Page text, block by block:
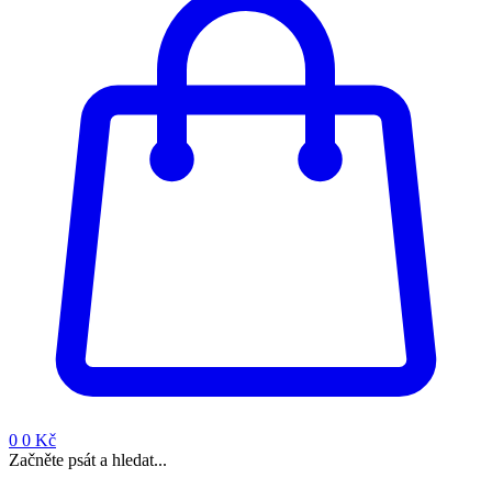
0 0 Kč
Začněte psát a hledat...